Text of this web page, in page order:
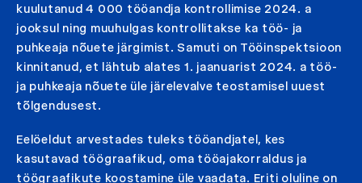
kuulutanud 4 000 tööandja kontrollimise 2024. a
jooksul ning muuhulgas kontrollitakse ka töö- ja
puhkeaja nõuete järgimist. Samuti on Tööinspektsioon
kinnitanud, et lähtub alates 1. jaanuarist 2024. a töö-
ja puhkeaja nõuete üle järelevalve teostamisel uuest
tõlgendusest.
Eelöeldut arvestades tuleks tööandjatel, kes
kasutavad töögraafikud, oma tööajakorraldus ja
töögraafikute koostamine üle vaadata. Eriti oluline on